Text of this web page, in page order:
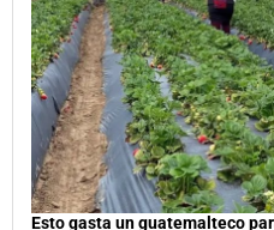
Esto gasta un guatemalteco